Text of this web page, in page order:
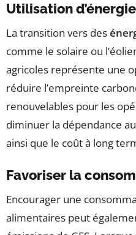
Utilisation
La transition vers des
comme le solaire ou
agricoles représente une
réduire l’empreinte
renouvelables pour les
diminuer la dépendance
ainsi que le coût à long
Favoriser la
Encourager une
alimentaires peut